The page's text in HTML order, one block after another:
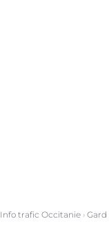
Info trafic Occitanie› Gard